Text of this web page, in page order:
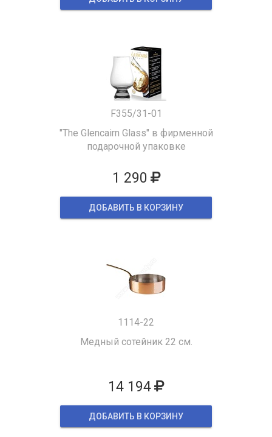
F355/31-01
"The Glencairn Glass" в фирменной
подарочной упаковке
1 290
ДОБАВИТЬ В КОРЗИНУ
1114-22
Медный сотейник 22 см.
14 194
ДОБАВИТЬ В КОРЗИНУ